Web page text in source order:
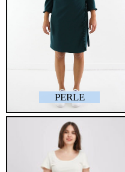
PERLE